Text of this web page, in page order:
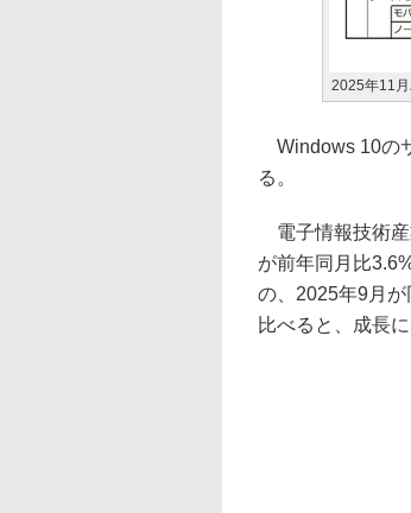
2025年11
Windows 10の
る。
電子情報技術産
が前年同月比
の、2025年9月
比べると、成長